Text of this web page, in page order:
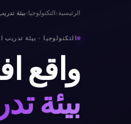
الرئيسية› التكنولوجيا›بيئة
التكنولوجيا · بيئة تدريب
واقع
بيئة